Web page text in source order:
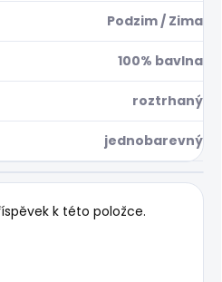
Podzim / Zima
100% bavlna
roztrhaný
jednobarevný
k této položce.